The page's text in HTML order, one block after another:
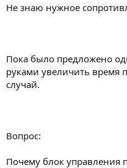
Не знаю нужное
Пока было предложено
руками увеличить время
случай.
Вопрос:
Почему блок управления